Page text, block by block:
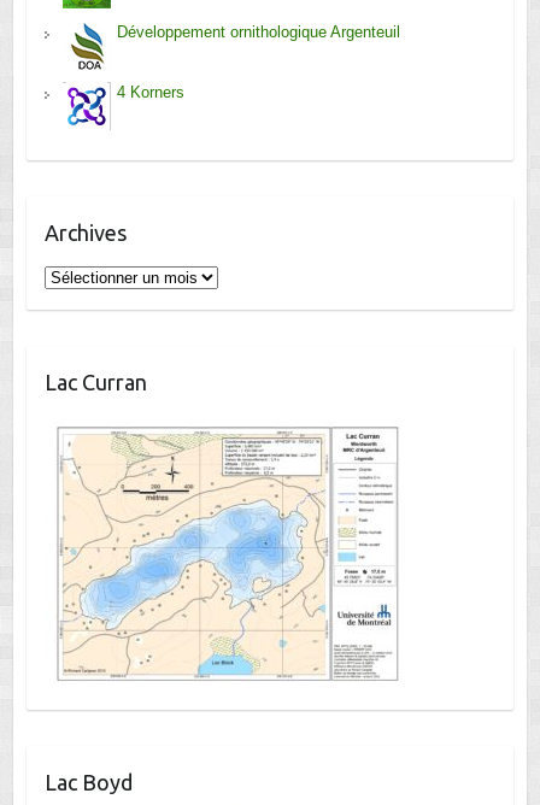
Développement ornithologique Argenteuil
4 Korners
Archives
Archives
Lac Curran
Lac Boyd